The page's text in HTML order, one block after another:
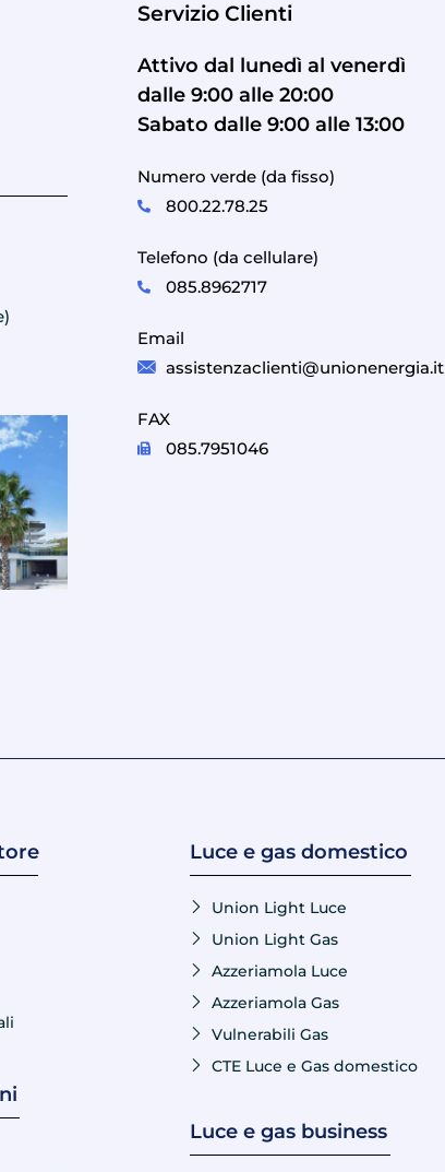
Servizio Clienti
Attivo dal lunedì al venerdì
dalle 9:00 alle 20:00
Sabato dalle 9:00 alle 13:00
Numero verde (da fisso)
800.22.78.25
Telefono (da cellulare)
085.8962717
Email
assistenzaclienti@unionenergia.it
FAX
085.7951046
Luce e gas domestico
Union Light Luce
Union Light Gas
Azzeriamola Luce
Azzeriamola Gas
Vulnerabili Gas
CTE Luce e Gas domestico
Luce e gas business